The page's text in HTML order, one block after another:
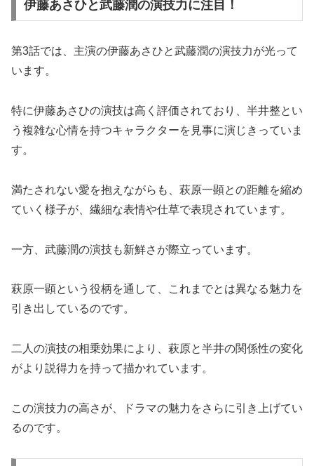
伊藤あさひと武藤潤の演技力に注目！
第3話では、主演の伊藤あさひと武藤潤の演技力が光って
います。
特に伊藤あさひの演技は高く評価されており、半井整とい
う複雑な心情を持つキャラクターを見事に演じきっていま
す。
満たされない愛を抱えながらも、萩原一顕との距離を縮め
ていく様子が、繊細な表情や仕草で表現されています。
一方、武藤潤の演技も新鮮さが際立っています。
萩原一顕という役柄を通して、これまでとは異なる魅力を
引き出しているのです。
二人の演技の相乗効果により、萩原と半井の関係性の変化
がより説得力を持って描かれています。
この演技力の高さが、ドラマの魅力をさらに引き上げてい
るのです。